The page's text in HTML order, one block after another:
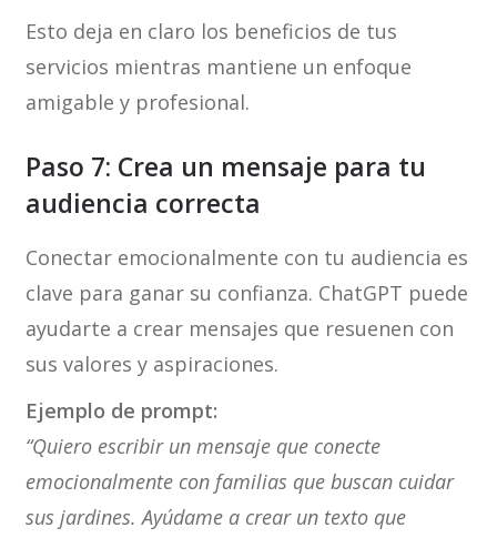
Esto deja en claro los beneficios de tus
servicios mientras mantiene un enfoque
amigable y profesional.
Paso 7: Crea un mensaje para tu
audiencia correcta
Conectar emocionalmente con tu audiencia es
clave para ganar su confianza. ChatGPT puede
ayudarte a crear mensajes que resuenen con
sus valores y aspiraciones.
Ejemplo de prompt:
“Quiero escribir un mensaje que conecte
emocionalmente con familias que buscan cuidar
sus jardines. Ayúdame a crear un texto que